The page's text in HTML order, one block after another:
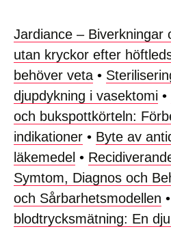
Jardiance – Biverkningar
utan kryckor efter
behöver veta •
djupdykning i vasektomi •
och bukspottkörteln:
indikationer • Byte av
läkemedel •
Symtom, Diagnos och
och Sårbarhetsmodellen •
blodtrycksmätning: En